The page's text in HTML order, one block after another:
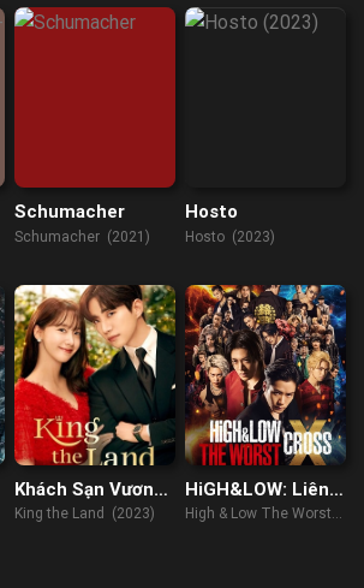
Schumacher
Schumacher (2021)
Hosto
Hosto (2023)
Khách Sạn Vương
Giả
King the Land (2023)
HiGH&LOW: Liên
Minh Tam Trung
High & Low The Worst X